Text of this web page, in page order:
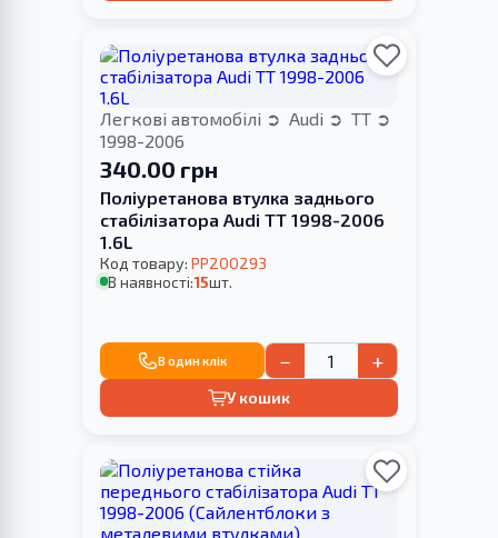
Легкові автомобілі Audi
TT
1998-2006
340.00 грн
Поліуретанова втулка заднього
стабілізатора Audi TT 1998-2006
1.6L
Код товару: PP200293
В наявності:15шт.
В один клік − +
У кошик